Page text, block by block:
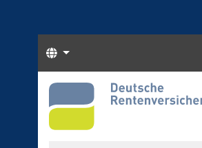
Sprachen
Start